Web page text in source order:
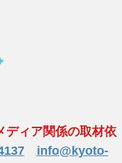
ディア関係の取材依
info@kyoto-